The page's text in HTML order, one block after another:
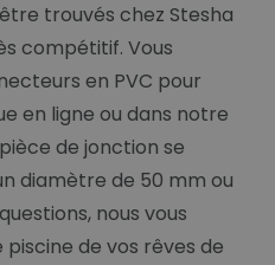
trouvés chez Stesha
compétitif. Vous
en PVC pour
en ligne ou dans notre
de jonction se
diamètre de 50 mm ou
nous vous
de vos rêves de